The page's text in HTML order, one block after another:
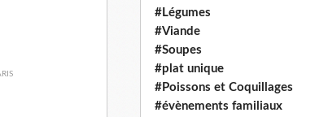
#Légumes
#Viande
#Soupes
#plat unique
#Poissons et Coquillages
#évènements familiaux